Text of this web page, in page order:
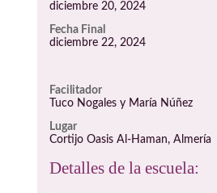
diciembre 20, 2024
Fecha Final
diciembre 22, 2024
Facilitador
Tuco Nogales y María Núñez
Lugar
Cortijo Oasis Al-Haman, Almería
Detalles de la escuela: